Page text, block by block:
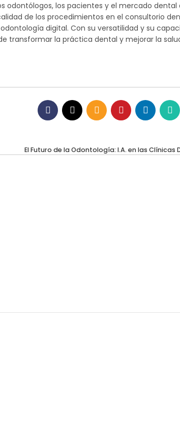
odontólogos, los pacientes y el mercado dental
de los procedimientos en el consultorio
digital. Con su versatilidad y su
transformar la práctica dental y mejorar la
El Futuro de la Odontología: I.A. en las Clínicas